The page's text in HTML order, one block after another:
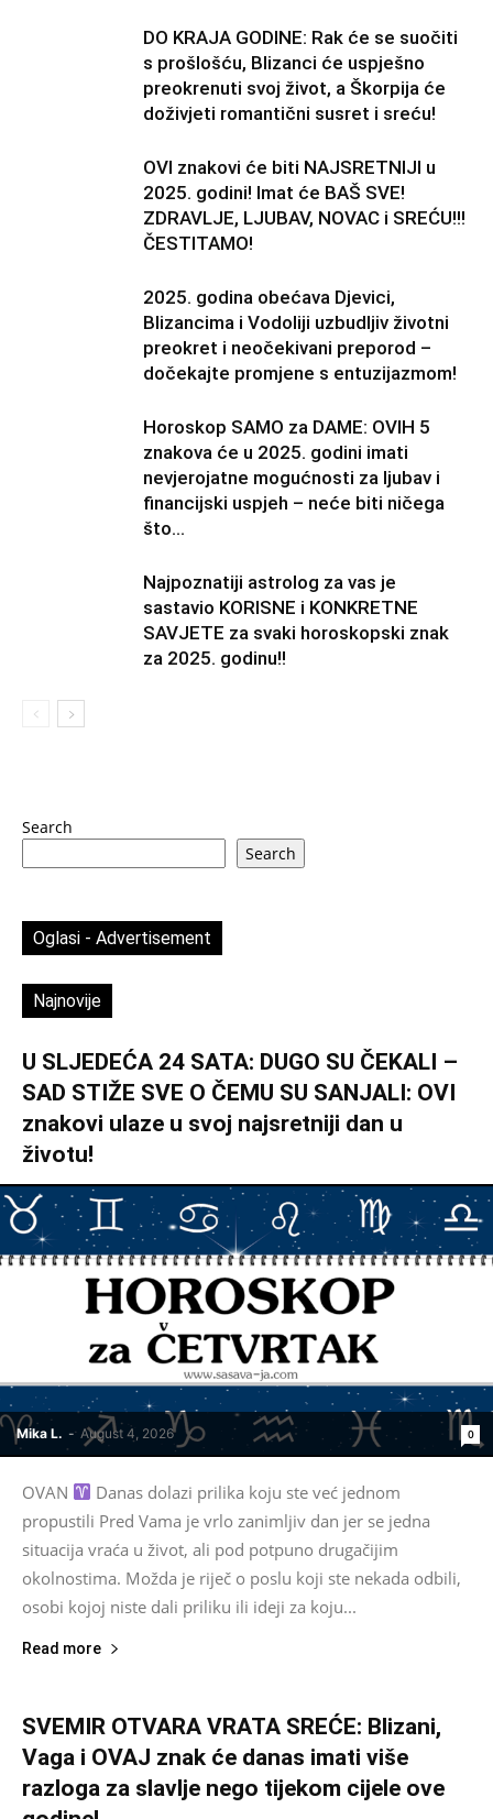
DO KRAJA GODINE: Rak će se suočiti
s prošlošću, Blizanci će uspješno
preokrenuti svoj život, a Škorpija će
doživjeti romantični susret i sreću!
OVI znakovi će biti NAJSRETNIJI u
2025. godini! Imat će BAŠ SVE!
ZDRAVLJE, LJUBAV, NOVAC i SREĆU!!!
ČESTITAMO!
2025. godina obećava Djevici,
Blizancima i Vodoliji uzbudljiv životni
preokret i neočekivani preporod –
dočekajte promjene s entuzijazmom!
Horoskop SAMO za DAME: OVIH 5
znakova će u 2025. godini imati
nevjerojatne mogućnosti za ljubav i
financijski uspjeh – neće biti ničega
što...
Najpoznatiji astrolog za vas je
sastavio KORISNE i KONKRETNE
SAVJETE za svaki horoskopski znak
za 2025. godinu!!
Search
Search
Oglasi - Advertisement
Najnovije
U SLJEDEĆA 24 SATA: DUGO SU ČEKALI –
SAD STIŽE SVE O ČEMU SU SANJALI: OVI
znakovi ulaze u svoj najsretniji dan u
životu!
Mika L. - August 4, 2026 0
OVAN
Danas dolazi prilika koju ste već jednom
propustili Pred Vama je vrlo zanimljiv dan jer se jedna
situacija vraća u život, ali pod potpuno drugačijim
okolnostima. Možda je riječ o poslu koji ste nekada odbili,
osobi kojoj niste dali priliku ili ideji za koju...
Read more
SVEMIR OTVARA VRATA SREĆE: Blizani,
Vaga i OVAJ znak će danas imati više
razloga za slavlje nego tijekom cijele ove